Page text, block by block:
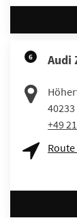
6 Audi
40233
+49